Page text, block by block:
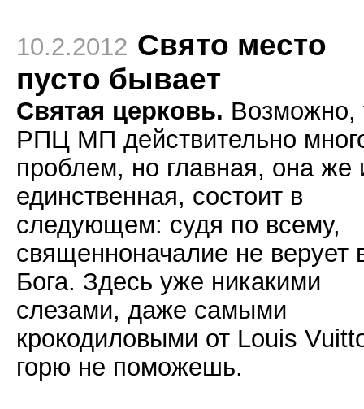
10.2.2012 Свято место
пусто бывает
Святая церковь. Возможно,
РПЦ МП действительно
проблем, но главная, она же
единственная, состоит в
следующем: судя по всему,
священноначалие не верует
Бога. Здесь уже никакими
слезами, даже самыми
крокодиловыми от Louis
горю не поможешь.